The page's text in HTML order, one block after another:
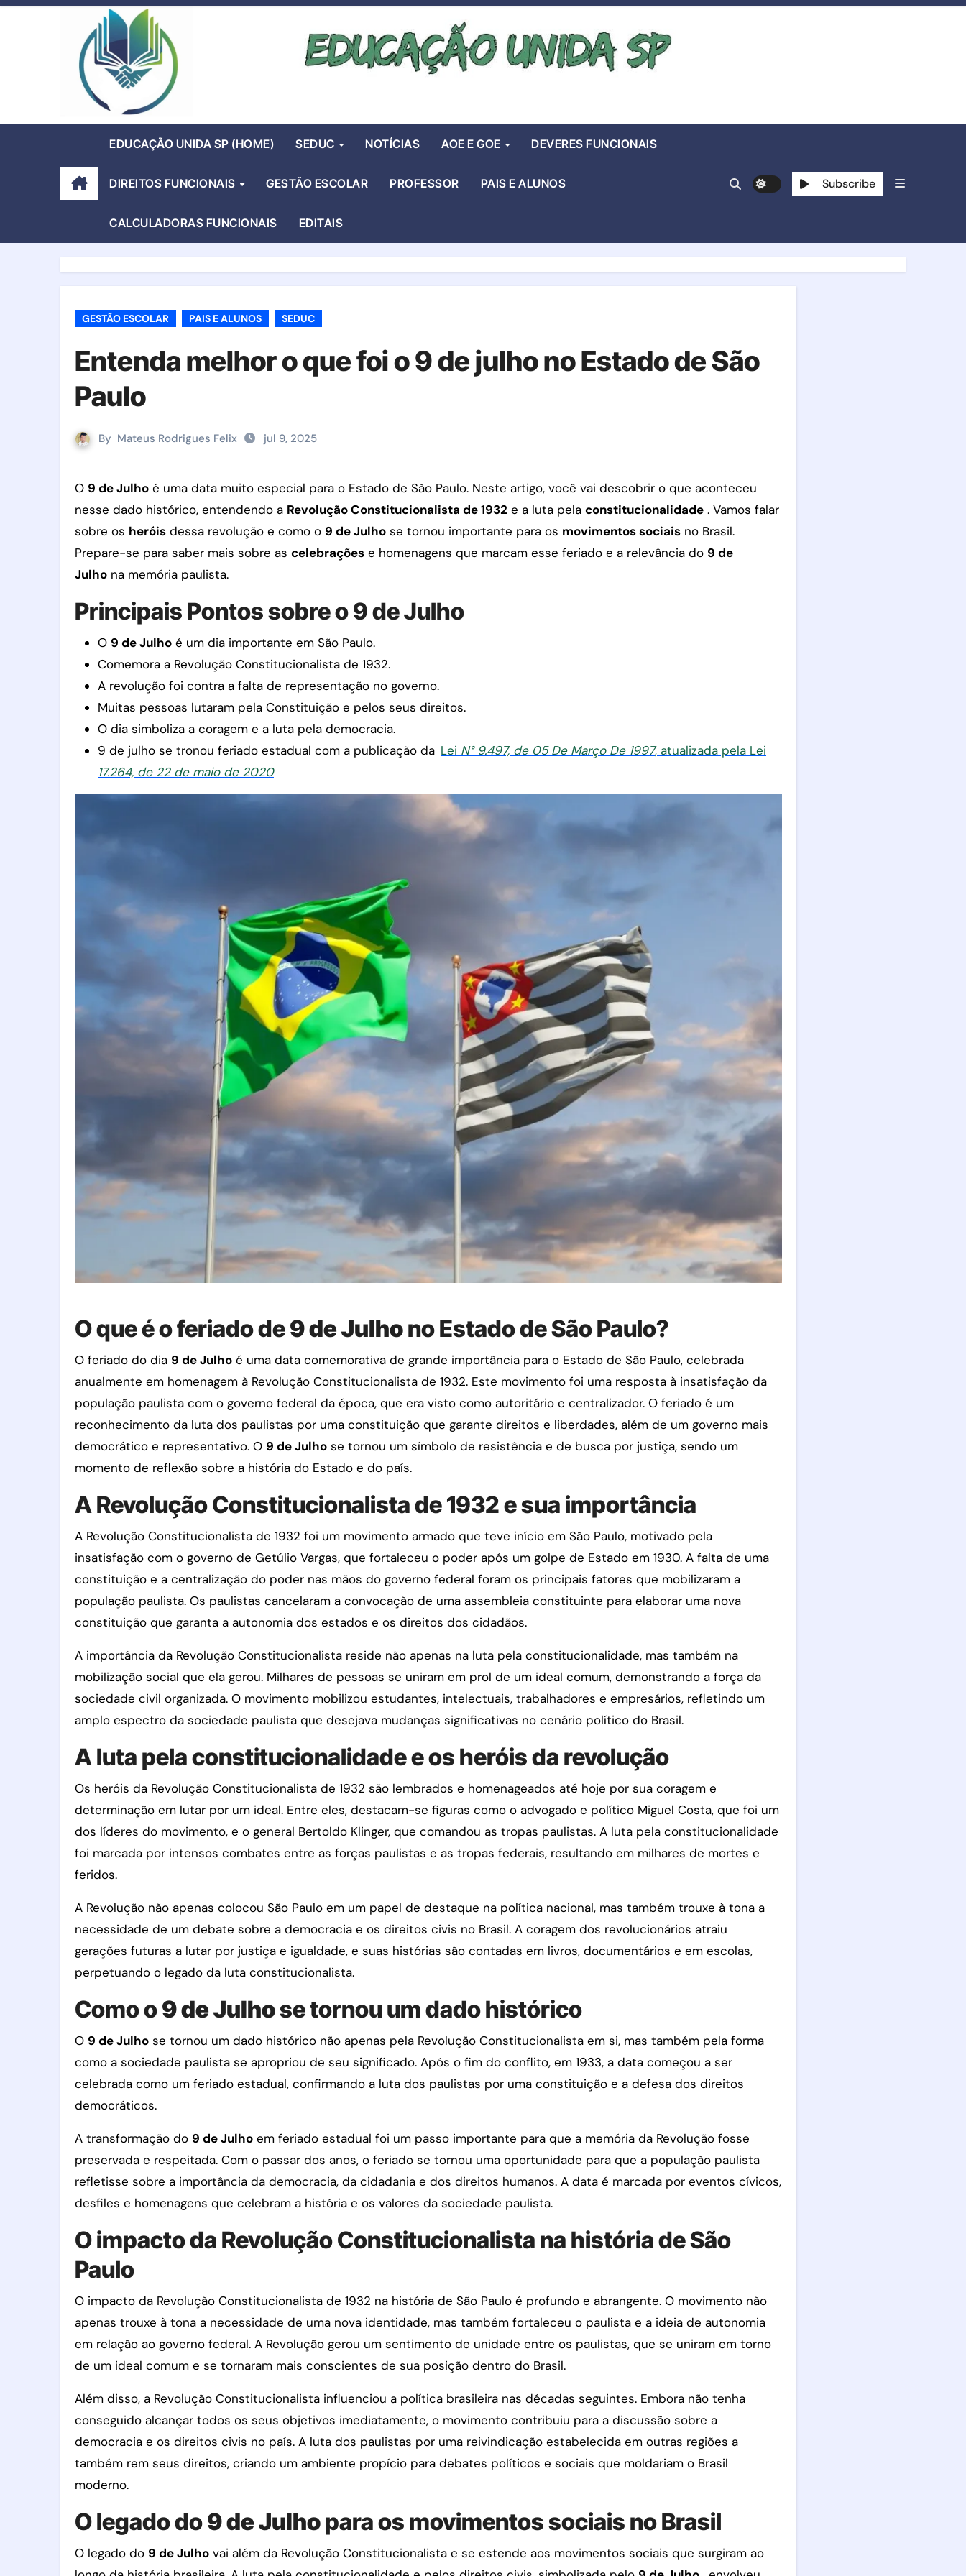
Skip
EDUCAÇÃO UNIDA SP (HOME) SEDUC NOTÍCIAS AOE E GOE DEVERES FUNCIONAIS
DIREITOS FUNCIONAIS GESTÃO ESCOLAR PROFESSOR PAIS E ALUNOS
CALCULADORAS FUNCIONAIS EDITAIS
Subscribe
GESTÃO ESCOLAR PAIS E ALUNOS SEDUC
Entenda melhor o que foi o 9 de julho no Estado de São
Paulo
By Mateus Rodrigues Felix jul 9, 2025
9 de Julho é uma data muito especial para o Estado de São Paulo. Neste artigo, você vai descobrir o que aconteceu
nesse dado histórico, entendendo a Revolução Constitucionalista de 1932 e a luta pela constitucionalidade . Vamos falar
sobre os heróis dessa revolução e como o 9 de Julho se tornou importante para os movimentos sociais no Brasil.
Prepare-se para saber mais sobre as celebrações e homenagens que marcam esse feriado e a relevância do 9 de
Julho na memória paulista.
Principais Pontos sobre o 9 de Julho
O 9 de Julho é um dia importante em São Paulo.
Comemora a Revolução Constitucionalista de 1932.
A revolução foi contra a falta de representação no governo.
Muitas pessoas lutaram pela Constituição e pelos seus direitos.
O dia simboliza a coragem e a luta pela democracia.
9 de julho se tronou feriado estadual com a publicação da Lei N° 9.497, de 05 De Março De 1997, atualizada pela Lei
17.264, de 22 de maio de 2020
O que é o feriado de9 de Julhono Estado de São Paulo?
O feriado do dia 9 de Julho é uma data comemorativa de grande importância para o Estado de São Paulo, celebrada
anualmente em homenagem à Revolução Constitucionalista de 1932. Este movimento foi uma resposta à insatisfação da
população paulista com o governo federal da época, que era visto como autoritário e centralizador. O feriado é um
reconhecimento da luta dos paulistas por uma constituição que garante direitos e liberdades, além de um governo mais
democrático e representativo. O 9 de Julho se tornou um símbolo de resistência e de busca por justiça, sendo um
momento de reflexão sobre a história do Estado e do país.
A Revolução Constitucionalista de 1932 e sua importância
A Revolução Constitucionalista de 1932 foi um movimento armado que teve início em São Paulo, motivado pela
insatisfação com o governo de Getúlio Vargas, que fortaleceu o poder após um golpe de Estado em 1930. A falta de uma
constituição e a centralização do poder nas mãos do governo federal foram os principais fatores que mobilizaram a
população paulista. Os paulistas cancelaram a convocação de uma assembleia constituinte para elaborar uma nova
constituição que garanta a autonomia dos estados e os direitos dos cidadãos.
A importância da Revolução Constitucionalista reside não apenas na luta pela constitucionalidade, mas também na
mobilização social que ela gerou. Milhares de pessoas se uniram em prol de um ideal comum, demonstrando a força da
sociedade civil organizada. O movimento mobilizou estudantes, intelectuais, trabalhadores e empresários, refletindo um
amplo espectro da sociedade paulista que desejava mudanças significativas no cenário político do Brasil.
A luta pela constitucionalidade e os heróis da revolução
Os heróis da Revolução Constitucionalista de 1932 são lembrados e homenageados até hoje por sua coragem e
determinação em lutar por um ideal. Entre eles, destacam-se figuras como o advogado e político Miguel Costa, que foi um
dos líderes do movimento, e o general Bertoldo Klinger, que comandou as tropas paulistas. A luta pela constitucionalidade
foi marcada por intensos combates entre as forças paulistas e as tropas federais, resultando em milhares de mortes e
feridos.
A Revolução não apenas colocou São Paulo em um papel de destaque na política nacional, mas também trouxe à tona a
necessidade de um debate sobre a democracia e os direitos civis no Brasil. A coragem dos revolucionários atraiu
gerações futuras a lutar por justiça e igualdade, e suas histórias são contadas em livros, documentários e em escolas,
perpetuando o legado da luta constitucionalista.
Como o9 de Julhose tornou um dado histórico
O 9 de Julho se tornou um dado histórico não apenas pela Revolução Constitucionalista em si, mas também pela forma
como a sociedade paulista se apropriou de seu significado. Após o fim do conflito, em 1933, a data começou a ser
celebrada como um feriado estadual, confirmando a luta dos paulistas por uma constituição e a defesa dos direitos
democráticos.
A transformação do 9 de Julho em feriado estadual foi um passo importante para que a memória da Revolução fosse
preservada e respeitada. Com o passar dos anos, o feriado se tornou uma oportunidade para que a população paulista
refletisse sobre a importância da democracia, da cidadania e dos direitos humanos. A data é marcada por eventos cívicos,
desfiles e homenagens que celebram a história e os valores da sociedade paulista.
O impacto da Revolução Constitucionalista na história de São
Paulo
O impacto da Revolução Constitucionalista de 1932 na história de São Paulo é profundo e abrangente. O movimento não
apenas trouxe à tona a necessidade de uma nova identidade, mas também fortaleceu o paulista e a ideia de autonomia
em relação ao governo federal. A Revolução gerou um sentimento de unidade entre os paulistas, que se uniram em torno
de um ideal comum e se tornaram mais conscientes de sua posição dentro do Brasil.
Além disso, a Revolução Constitucionalista influenciou a política brasileira nas décadas seguintes. Embora não tenha
conseguido alcançar todos os seus objetivos imediatamente, o movimento contribuiu para a discussão sobre a
democracia e os direitos civis no país. A luta dos paulistas por uma reivindicação estabelecida em outras regiões a
também rem seus direitos, criando um ambiente propício para debates políticos e sociais que moldariam o Brasil
moderno.
O legado do9 de Julhopara os movimentos sociais no Brasil
O legado do 9 de Julho vai além da Revolução Constitucionalista e se estende aos movimentos sociais que surgiram ao